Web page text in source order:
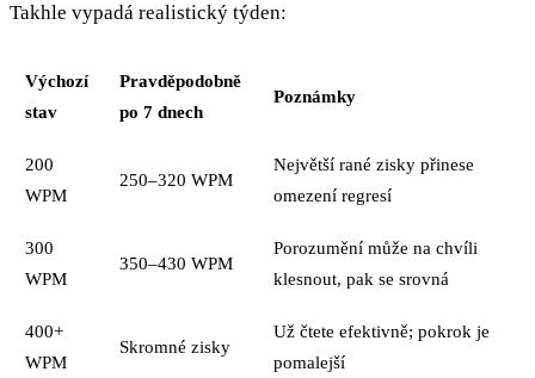
Takhle vypadá realistický týden:
Výchozí
stav
Pravděpodobně
po 7 dnech
Poznámky
200
WPM
250–320 WPM
Největší rané zisky přinese
omezení regresí
300
WPM
350–430 WPM
Porozumění může na chvíli
klesnout, pak se srovná
400+
WPM
Skromné zisky
Už čtete efektivně; pokrok je
pomalejší